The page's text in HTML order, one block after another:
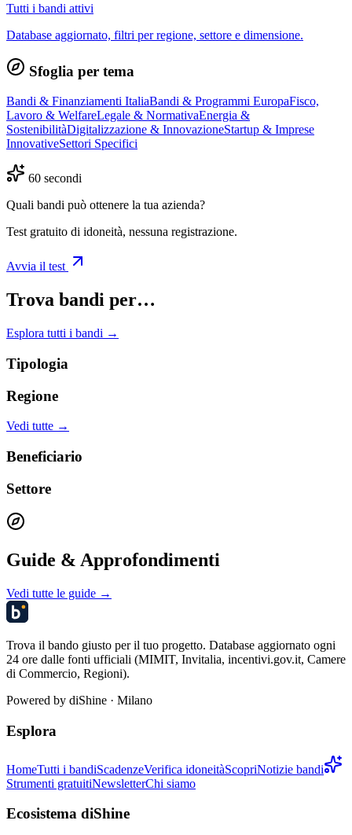
Tutti i bandi attivi
Database aggiornato, filtri per regione, settore e dimensione.
Sfoglia per tema
Bandi & Finanziamenti ItaliaBandi & Programmi EuropaFisco,
Lavoro & WelfareLegale & NormativaEnergia &
SostenibilitàDigitalizzazione & InnovazioneStartup & Imprese
InnovativeSettori Specifici
60 secondi
Quali bandi può ottenere la tua azienda?
Test gratuito di idoneità, nessuna registrazione.
Avvia il test
Trova bandi per…
Esplora tutti i bandi →
Tipologia
Regione
Vedi tutte →
Beneficiario
Settore
Guide & Approfondimenti
Vedi tutte le guide →
Trova il bando giusto per il tuo progetto. Database aggiornato ogni
24 ore dalle fonti ufficiali (MIMIT, Invitalia, incentivi.gov.it, Camere
di Commercio, Regioni).
Powered by diShine · Milano
Esplora
HomeTutti i bandiScadenzeVerifica idoneitàScopriNotizie bandi
Strumenti gratuitiNewsletterChi siamo
Ecosistema diShine